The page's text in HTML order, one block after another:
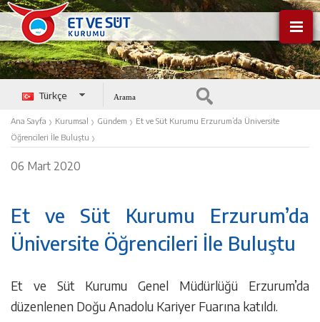
Türkçe
Ana Sayfa › Kurumsal › Gündem › Et ve Süt Kurumu Erzurum’da Üniversite
Öğrencileri İle Buluştu ›
06 Mart 2020
Et ve Süt Kurumu Erzurum’da
Üniversite Öğrencileri İle Buluştu
Et ve Süt Kurumu Genel Müdürlüğü Erzurum’da
düzenlenen Doğu Anadolu Kariyer Fuarına katıldı.